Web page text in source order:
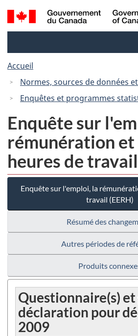
Passer
au
Passer
à
Recherche
et
Accueil
Normes, sources de données
Enquêtes et programmes
Enquête sur
rémunération et
heures de travail
Enquête sur l'emploi, la
travail (EERH)
Résumé des
Autres périodes de
Produits
Questionnaire(s) et
déclaration pour
2009